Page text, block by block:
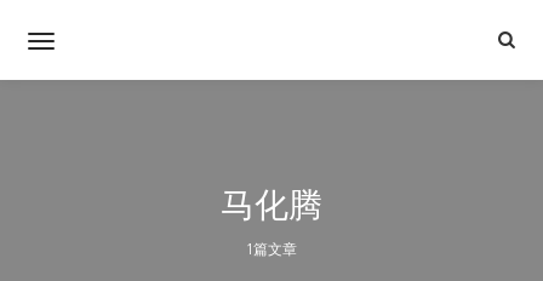
马化腾
1篇文章